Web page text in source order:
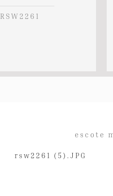
RSW2261
escote